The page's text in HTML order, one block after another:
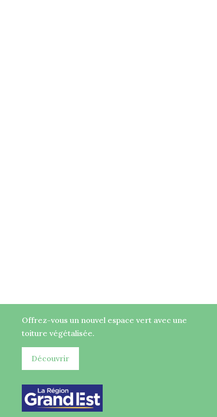
Offrez-vous un nouvel espace vert avec une
toiture végétalisée.
Découvrir